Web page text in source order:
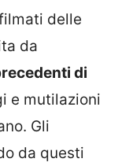
delle
da
di
e mutilazioni
Gli
da questi